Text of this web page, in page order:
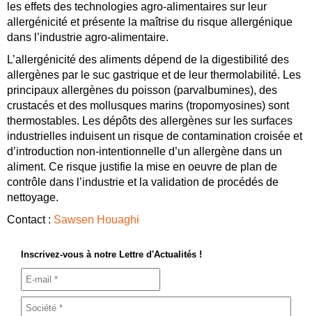
les effets des technologies agro-alimentaires sur leur
allergénicité et présente la maîtrise du risque allergénique
dans l’industrie agro-alimentaire.
L’allergénicité des aliments dépend de la digestibilité des
allergènes par le suc gastrique et de leur thermolabilité. Les
principaux allergènes du poisson (parvalbumines), des
crustacés et des mollusques marins (tropomyosines) sont
thermostables. Les dépôts des allergènes sur les surfaces
industrielles induisent un risque de contamination croisée et
d’introduction non-intentionnelle d’un allergène dans un
aliment. Ce risque justifie la mise en oeuvre de plan de
contrôle dans l’industrie et la validation de procédés de
nettoyage.
Contact : Sawsen Houaghi
Inscrivez-vous à notre Lettre d'Actualités !